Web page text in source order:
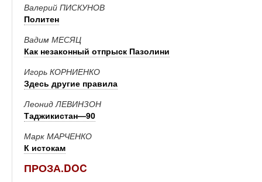
Валерий ПИСКУНОВ
Политен
Вадим МЕСЯЦ
Как незаконный отпрыск Пазолини
Игорь КОРНИЕНКО
Здесь другие правила
Леонид ЛЕВИНЗОН
Таджикистан—90
Марк МАРЧЕНКО
К истокам
ПРОЗА.DOC